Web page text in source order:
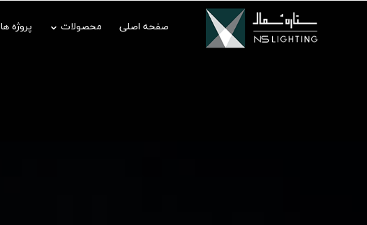
صفحه اصلی محصولات پروژه ها